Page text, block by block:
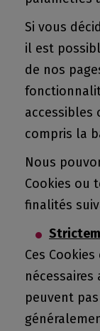
Si vous
il est
de nos
accessibles
compris la
Nous
Cookies ou
finalités
Ces
peuvent